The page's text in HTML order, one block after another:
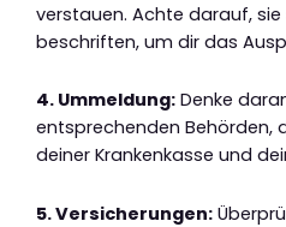
verstauen. Achte darauf,
beschriften, um dir das
4. Ummeldung: Denke
entsprechenden Behörden,
deiner Krankenkasse und
5. Versicherungen: